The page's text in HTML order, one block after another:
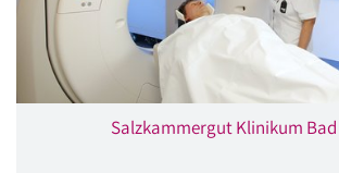
Salzkammergut Klinikum